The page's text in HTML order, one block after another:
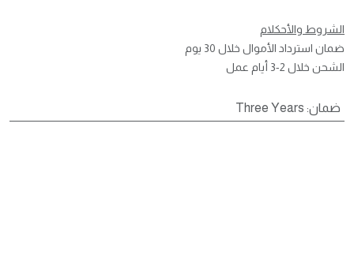
الشروط والأحكلام
ضمان استرداد الأموال خلال 30 يوم
الشحن خلال 2-3 أيام عمل
ضمان:
Three Years